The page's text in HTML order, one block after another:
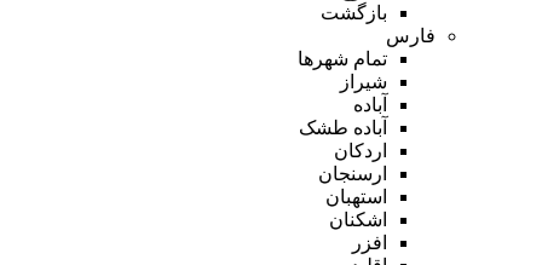
بازگشت
فارس
تمام شهر‌ها
شیراز
آباده
آباده طشک
اردکان
ارسنجان
استهبان
اشکنان
افزر